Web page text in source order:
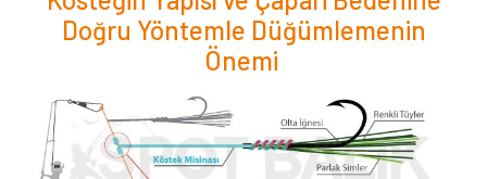
Doğru Yöntemle Düğümlemenin
Önemi